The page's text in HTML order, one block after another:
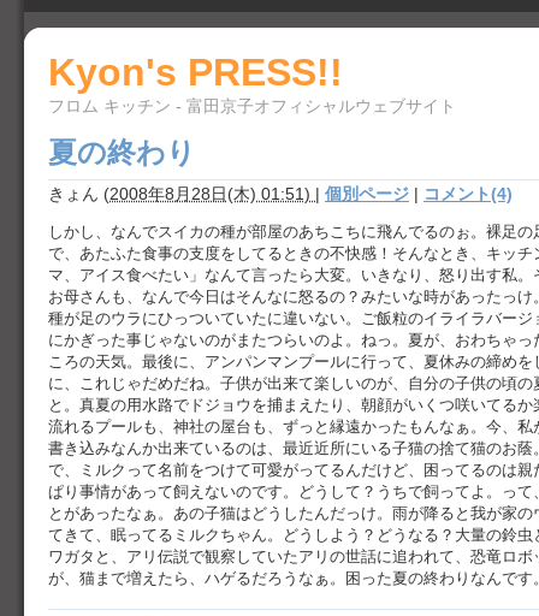
Kyon's PRESS!!
フロム キッチン - 富田京子オフィシャルウェブサイト
夏の終わり
きょん (2008年8月28日(木) 01:51) | 個別ページ | コメント(4)
しかし、なんでスイカの種が部屋のあちこちに飛んでるのぉ。裸足
で、あたふた食事の支度をしてるときの不快感！そんなとき、キッチ
マ、アイス食べたい」なんて言ったら大変。いきなり、怒り出す私
お母さんも、なんで今日はそんなに怒るの？みたいな時があったっ
種が足のウラにひっついていたに違いない。ご飯粒のイライラバージ
にかぎった事じゃないのがまたつらいのよ。ねっ。夏が、おわちゃ
ころの天気。最後に、アンパンマンプールに行って、夏休みの締め
に、これじゃだめだね。子供が出来て楽しいのが、自分の子供の頃
と。真夏の用水路でドジョウを捕まえたり、朝顔がいくつ咲いてる
流れるプールも、神社の屋台も、ずっと縁遠かったもんなぁ。今、私
書き込みなんか出来ているのは、最近近所にいる子猫の捨て猫のお蔭
で、ミルクって名前をつけて可愛がってるんだけど、困ってるのは親
ぱり事情があって飼えないのです。どうして？うちで飼ってよ。って
とがあったなぁ。あの子猫はどうしたんだっけ。雨が降ると我が家
てきて、眠ってるミルクちゃん。どうしよう？どうなる？大量の鈴虫
ワガタと、アリ伝説で観察していたアリの世話に追われて、恐竜ロボ
が、猫まで増えたら、ハゲるだろうなぁ。困った夏の終わりなんです